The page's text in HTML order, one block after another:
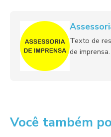
Texto de
de imprensa.
Você também